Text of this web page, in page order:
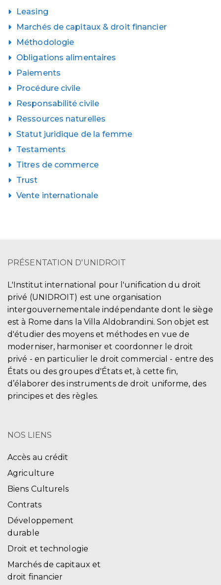
Leasing
Marchés de capitaux & droit financier
Méthodologie
Obligations alimentaires
Paiements
Procédure civile
Responsabilité civile
Ressources naturelles
Statut juridique de la femme
Testaments
Titres de commerce
Trust
Vente internationale
PRÉSENTATION D'UNIDROIT
L'Institut international pour l'unification du droit
privé (UNIDROIT) est une organisation
intergouvernementale indépendante dont le siège
est à Rome dans la Villa Aldobrandini. Son objet est
d'étudier des moyens et méthodes en vue de
moderniser, harmoniser et coordonner le droit
privé - en particulier le droit commercial - entre des
États ou des groupes d'États et, à cette fin,
d’élaborer des instruments de droit uniforme, des
principes et des règles.
NOS LIENS
Accès au crédit
Agriculture
Biens Culturels
Contrats
Développement
durable
Droit et technologie
Marchés de capitaux et
droit financier